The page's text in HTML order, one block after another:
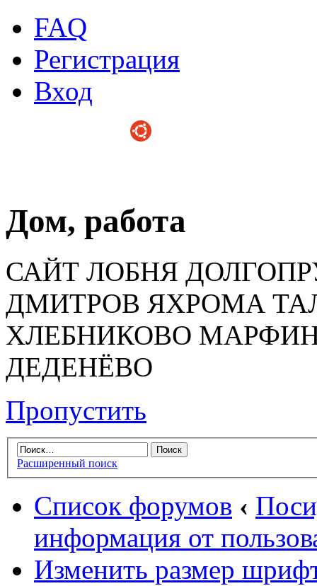
FAQ
Регистрация
Вход
Дом, работа
САЙТ ЛОБНЯ
ДМИТРОВ ЯХРОМА
ХЛЕБНИКОВО
ДЕДЕНЁВО
Пропустить
Расширенный поиск
Список форумов ‹
информация от
Изменить размер